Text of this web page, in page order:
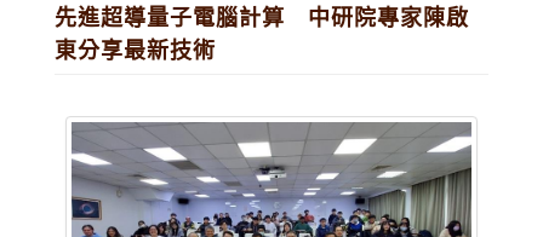
先進超導量子電腦計算 中研院專家陳啟
東分享最新技術